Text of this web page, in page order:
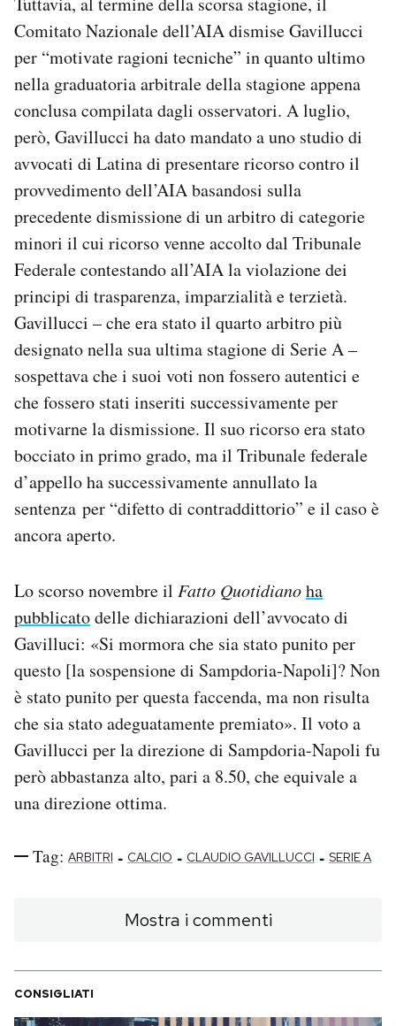
Comitato Nazionale dell’AIA dismise Gavillucci
per “motivate ragioni tecniche” in quanto ultimo
nella graduatoria arbitrale della stagione appena
conclusa compilata dagli osservatori. A luglio,
però, Gavillucci ha dato mandato a uno studio di
avvocati di Latina di presentare ricorso contro il
provvedimento dell’AIA basandosi sulla
precedente dismissione di un arbitro di categorie
minori il cui ricorso venne accolto dal Tribunale
Federale contestando all’AIA la violazione dei
principi di trasparenza, imparzialità e terzietà.
Gavillucci – che era stato il quarto arbitro più
designato nella sua ultima stagione di Serie A –
sospettava che i suoi voti non fossero autentici e
che fossero stati inseriti successivamente per
motivarne la dismissione. Il suo ricorso era stato
bocciato in primo grado, ma il Tribunale federale
d’appello ha successivamente annullato la
sentenza per “difetto di contraddittorio” e il caso è
ancora aperto.
Lo scorso novembre il Fatto Quotidianoha
pubblicatodelle dichiarazioni dell’avvocato di
Gavilluci: «Si mormora che sia stato punito per
questo [la sospensione di Sampdoria-Napoli]? Non
è stato punito per questa faccenda, ma non risulta
che sia stato adeguatamente premiato». Il voto a
Gavillucci per la direzione di Sampdoria-Napoli fu
però abbastanza alto, pari a 8.50, che equivale a
una direzione ottima.
Tag: ARBITRI - CALCIO - CLAUDIO GAVILLUCCI - SERIE A
Mostra i commenti
CONSIGLIATI